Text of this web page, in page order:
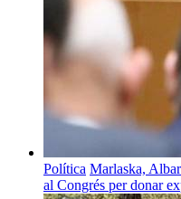
Política Marlaska,
al Congrés per donar